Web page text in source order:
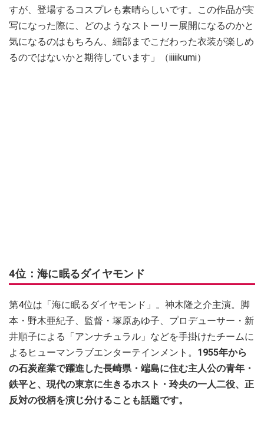
すが、登場するコスプレも素晴らしいです。この作品が実
写になった際に、どのようなストーリー展開になるのかと
気になるのはもちろん、細部までこだわった衣装が楽しめ
るのではないかと期待しています」（iiiiikumi）
4位：海に眠るダイヤモンド
第4位は「海に眠るダイヤモンド」。神木隆之介主演。脚
本・野木亜紀子、監督・塚原あゆ子、プロデューサー・新
井順子による「アンナチュラル」などを手掛けたチームに
よるヒューマンラブエンターテインメント。 1955年から
の石炭産業で躍進した長崎県・端島に住む主人公の青年・
鉄平と、現代の東京に生きるホスト・玲央の一人二役、正
反対の役柄を演じ分けることも話題です。